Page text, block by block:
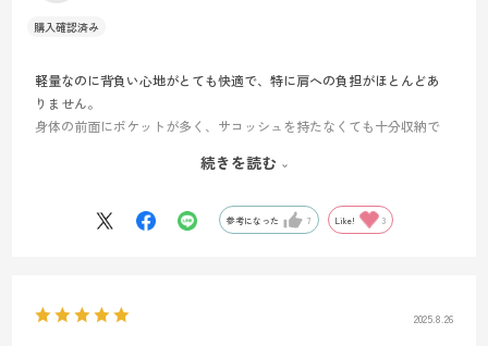
軽量なのに背負い心地がとても快適で、特に肩への負担がほとんどあ
りません。
身体の前面にポケットが多く、サコッシュを持たなくても十分収納で
一方で、ハイドレーションの出口が小さいことと、チューブを固定す
価は星4つとしました。
続きを読む
参考になった 7 Like! 3
2025.8.26